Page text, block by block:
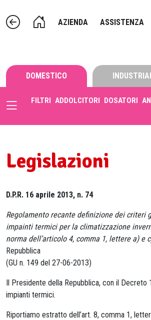
AZIENDA ASSISTENZA
DOMESTICO
FILTRI ADDOLCITORI DOSATORI
Legislazioni
D.P.R. 16 aprile 2013, n. 74
Regolamento recante definizione dei criteri
impainti termici per la climatizzazione
norma dell’articolo 4, comma 1, lettere a) e
Repubblica
(GU n. 149 del 27-06-2013)
Il Presidente della Repubblica, con il
impianti termici.
Riportiamo estratto dell’art. 8, comma 1,